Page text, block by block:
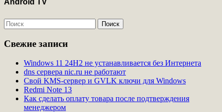
Свежие записи
Windows 11 24H2 не устанавливается без Интернета
dns сервера nic.ru не работают
Свой KMS-сервер и GVLK ключи для Windows
Redmi Note 13
Как сделать оплату товара после подтверждения
менеджером